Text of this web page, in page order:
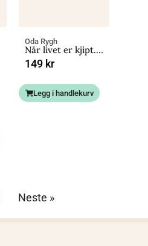
Oda Rygh
Når livet er kjipt. En håndbok for unge folk
149 kr
Legg i handlekurv
Neste »